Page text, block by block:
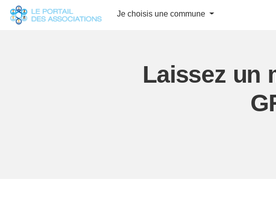
Je choisis une commune
Laissez un
Panneau de gestion des cookies